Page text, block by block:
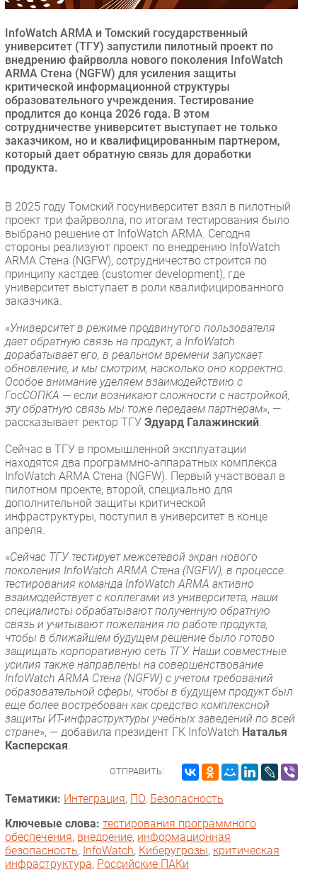
Инновации
CIO/Управление ИТ
Гаджеты
Здоровье
РАЗДЕЛЫ
Новости
Интервью
Мероприятия
Проекты
IT класс
Тестовый стенд
Каталог компаний
InfoWatch ARMA и Томский государственный
университет (ТГУ) запустили пилотный проект по
внедрению файрволла нового поколения InfoWatch
ARMA Стена (NGFW) для усиления защиты
критической информационной структуры
образовательного учреждения. Тестирование
продлится до конца 2026 года. В этом
сотрудничестве университет выступает не только
заказчиком, но и квалифицированным партнером,
который дает обратную связь для доработки
продукта.
В 2025 году Томский госуниверситет взял в пилотный
проект три файрволла, по итогам тестирования было
выбрано решение от InfoWatch ARMA. Сегодня
стороны реализуют проект по внедрению InfoWatch
ARMA Стена (NGFW), сотрудничество строится по
принципу кастдев (customer development), где
университет выступает в роли квалифицированного
заказчика.
«Университет в режиме продвинутого пользователя
дает обратную связь на продукт, а InfoWatch
дорабатывает его, в реальном времени запускает
обновление, и мы смотрим, насколько оно корректно.
Особое внимание уделяем взаимодействию с
ГосСОПКА — если возникают сложности с настройкой,
эту обратную связь мы тоже передаем партнерам», —
рассказывает ректор ТГУ Эдуард Галажинский
Сейчас в ТГУ в промышленной эксплуатации
находятся два программно-аппаратных комплекса
InfoWatch ARMA Стена (NGFW). Первый участвовал в
пилотном проекте, второй, специально для
дополнительной защиты критической
инфраструктуры, поступил в университет в конце
апреля.
«Сейчас ТГУ тестирует межсетевой экран нового
поколения InfoWatch ARMA Стена (NGFW), в процессе
тестирования команда InfoWatch ARMA активно
взаимодействует с коллегами из университета, наши
специалисты обрабатывают полученную обратную
связь и учитывают пожелания по работе продукта,
чтобы в ближайшем будущем решение было готово
защищать корпоративную сеть ТГУ. Наши совместные
усилия также направлены на совершенствование
InfoWatch ARMA Стена (NGFW) с учетом требований
образовательной сферы, чтобы в будущем продукт был
еще более востребован как средство комплексной
защиты ИТ-инфраструктуры учебных заведений по всей
стране», — добавила президент ГК InfoWatch Наталья
Касперская
ОТПРАВИТЬ:
Тематики: Интеграция, ПО, Безопасность
Ключевые слова: тестирования программного
обеспечения, внедрение, информационная
безопасность, InfoWatch, Киберугрозы, критическая
инфраструктура, Российские ПАКи